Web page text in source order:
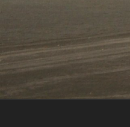
webu